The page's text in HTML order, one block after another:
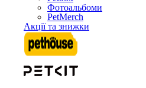
Фотоальбоми
PetMerch
Акції та знижки